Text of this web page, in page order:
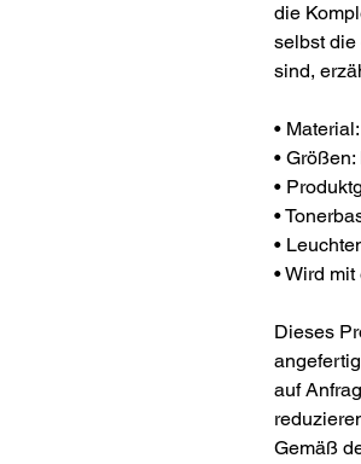
die
selbst
sind,
•
•
•
•
•
• Wird
Dieses
auf
Gemäß